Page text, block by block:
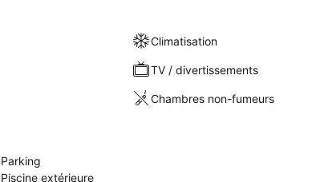
Climatisation
TV / divertissements
Chambres non-fumeurs
Parking
Piscine extérieure